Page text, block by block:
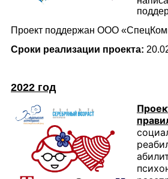
Проект поддержан ООО
Сроки реализации проекта:
2022 год